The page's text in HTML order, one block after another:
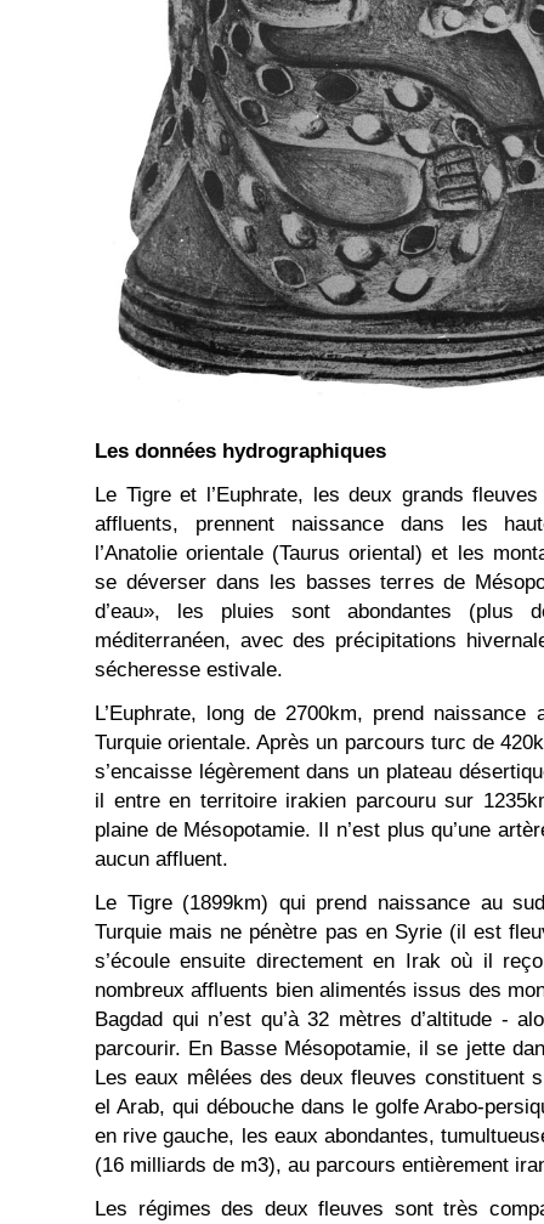
Les données hydrographiques
Le Tigre et l’Euphrate, les deux grands
affluents, prennent naissance dans les
l’Anatolie orientale (Taurus oriental) et les
se déverser dans les basses terres de
d’eau», les pluies sont abondantes (plus
méditerranéen, avec des précipitations
sécheresse estivale.
L’Euphrate, long de 2700km, prend
Turquie orientale. Après un parcours turc de
s’encaisse légèrement dans un plateau
il entre en territoire irakien parcouru sur
plaine de Mésopotamie. Il n’est plus qu’une
aucun affluent.
Le Tigre (1899km) qui prend naissance au
Turquie mais ne pénètre pas en Syrie (il est
s’écoule ensuite directement en Irak où il
nombreux affluents bien alimentés issus des
Bagdad qui n’est qu’à 32 mètres d’altitude -
parcourir. En Basse Mésopotamie, il se jette
Les eaux mêlées des deux fleuves constituent
el Arab, qui débouche dans le golfe
en rive gauche, les eaux abondantes,
(16 milliards de m3), au parcours entièrement
Les régimes des deux fleuves sont très